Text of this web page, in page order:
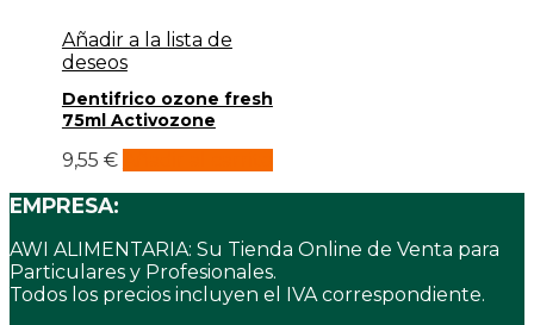
Añadir a la lista de
deseos
Dentifrico ozone fresh
75ml Activozone
9,55 €
EMPRESA:
AWI ALIMENTARIA: Su Tienda Online de Venta para
Particulares y Profesionales.
Todos los precios incluyen el IVA correspondiente.